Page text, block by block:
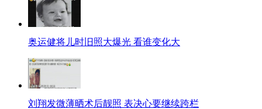
奥运健将儿时旧照大爆光 看谁变化大
刘翔发微薄晒术后靓照 表决心要继续跨栏